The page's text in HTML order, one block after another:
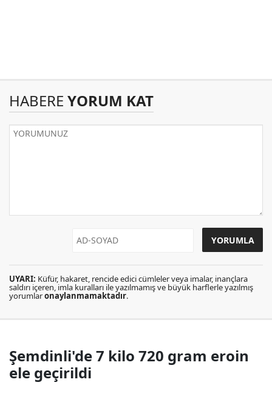
HABERE YORUM KAT
UYARI: Küfür, hakaret, rencide edici cümleler veya imalar, inançlara
saldırı içeren, imla kuralları ile yazılmamış ve büyük harflerle yazılmış
yorumlaronaylanmamaktadır.
Şemdinli'de 7 kilo 720 gram eroin
ele geçirildi